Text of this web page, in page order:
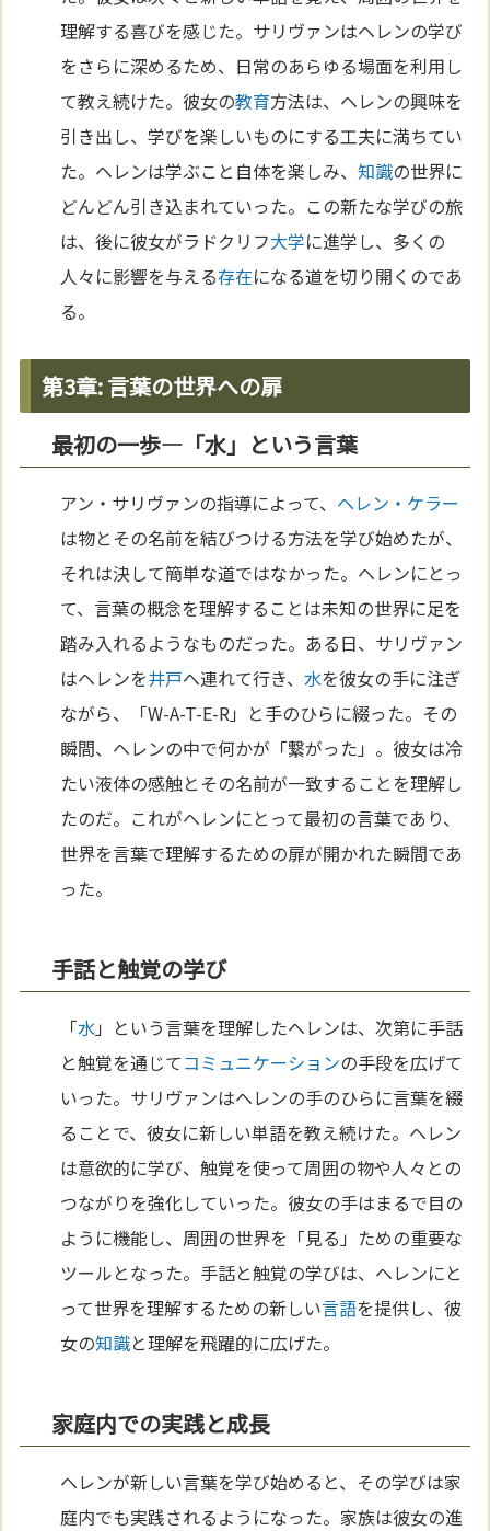
理解する喜びを感じた。サリヴァンはヘレンの学び
をさらに深めるため、日常のあらゆる場面を利用し
て教え続けた。彼女の教育方法は、ヘレンの興味を
引き出し、学びを楽しいものにする工夫に満ちてい
た。ヘレンは学ぶこと自体を楽しみ、知識の世界に
どんどん引き込まれていった。この新たな学びの旅
は、後に彼女がラドクリフ大学に進学し、多くの
人々に影響を与える存在になる道を切り開くのであ
る。
第3章: 言葉の世界への扉
最初の一歩—「水」という言葉
アン・サリヴァンの指導によって、 ヘレン・ケラー
は物とその名前を結びつける方法を学び始めたが、
それは決して簡単な道ではなかった。ヘレンにとっ
て、言葉の概念を理解することは未知の世界に足を
踏み入れるようなものだった。ある日、サリヴァン
はヘレンを井戸へ連れて行き、水を彼女の手に注ぎ
ながら、「W-A-T-E-R」と手のひらに綴った。その
瞬間、ヘレンの中で何かが「繋がった」。彼女は冷
たい液体の感触とその名前が一致することを理解し
たのだ。これがヘレンにとって最初の言葉であり、
世界を言葉で理解するための扉が開かれた瞬間であ
った。
手話と触覚の学び
「水」という言葉を理解したヘレンは、次第に手話
と触覚を通じてコミュニケーションの手段を広げて
いった。サリヴァンはヘレンの手のひらに言葉を綴
ることで、彼女に新しい単語を教え続けた。ヘレン
は意欲的に学び、触覚を使って周囲の物や人々との
つながりを強化していった。彼女の手はまるで目の
ように機能し、周囲の世界を「見る」ための重要な
ツールとなった。手話と触覚の学びは、ヘレンにと
って世界を理解するための新しい言語を提供し、彼
女の知識と理解を飛躍的に広げた。
家庭内での実践と成長
ヘレンが新しい言葉を学び始めると、その学びは家
庭内でも実践されるようになった。家族は彼女の進